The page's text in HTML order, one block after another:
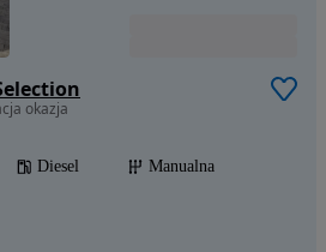
okazja
Diesel
Manualna